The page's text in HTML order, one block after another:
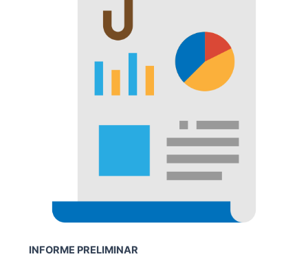
INFORME PRELIMINAR